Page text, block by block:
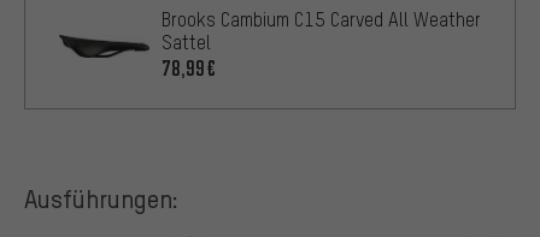
Brooks Cambium C15 Carved All Weather
Sattel
78,99€
Ausführungen: